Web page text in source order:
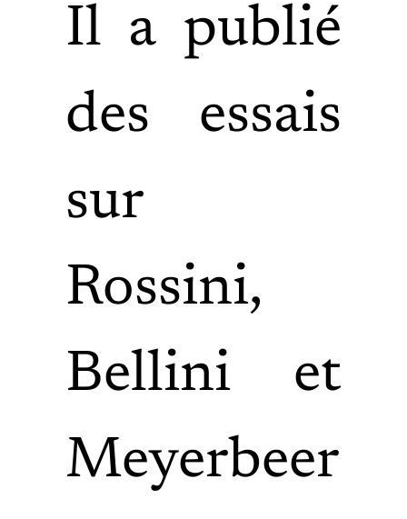
Il a publié
des essais
sur
Rossini,
Bellini et
Meyerbeer